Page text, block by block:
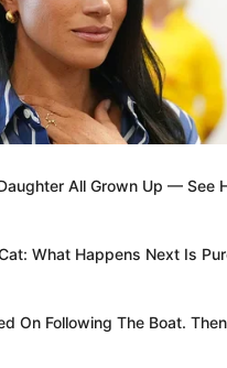
All Grown Up — See
What Happens Next Is
On Following The Boat.